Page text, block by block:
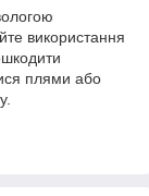
використання
плями або